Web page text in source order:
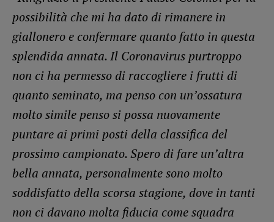
possibilità che mi ha dato di rimanere in
giallonero e confermare quanto fatto in questa
splendida annata. Il Coronavirus purtroppo
non ci ha permesso di raccogliere i frutti di
quanto seminato, ma penso con un’ossatura
molto simile penso si possa nuovamente
puntare ai primi posti della classifica del
prossimo campionato. Spero di fare un’altra
bella annata, personalmente sono molto
soddisfatto della scorsa stagione, dove in tanti
non ci davano molta fiducia come squadra